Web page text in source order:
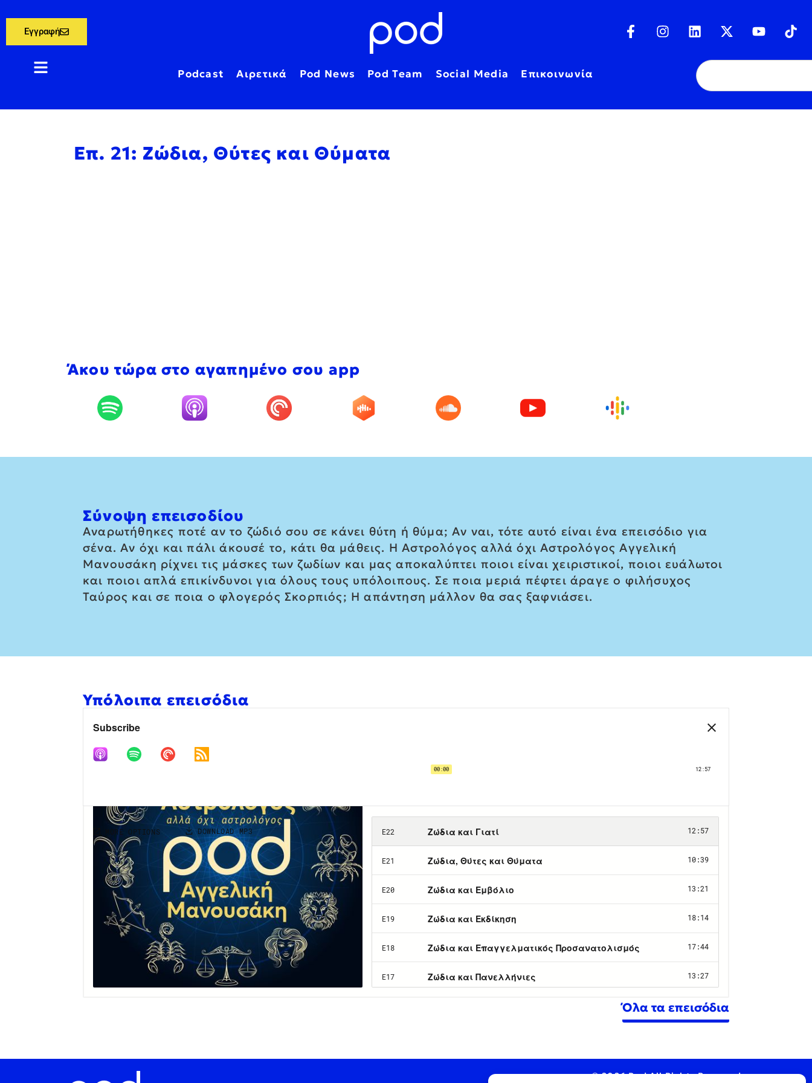
Εγγραφή
Podcast Αιρετικά Pod News Pod Team Social Media Επικοινωνία
Επ. 21: Ζώδια, Θύτες και Θύματα
Άκου τώρα στο αγαπημένο σου app
Σύνοψη επεισοδίου
Αναρωτήθηκες ποτέ αν το ζώδιό σου σε κάνει θύτη ή θύμα; Αν ναι, τότε αυτό είναι ένα επεισόδιο για
σένα. Αν όχι και πάλι άκουσέ το, κάτι θα μάθεις. Η Αστρολόγος αλλά όχι Αστρολόγος Αγγελική
Μανουσάκη ρίχνει τις μάσκες των ζωδίων και μας αποκαλύπτει ποιοι είναι χειριστικοί, ποιοι ευάλωτοι
και ποιοι απλά επικίνδυνοι για όλους τους υπόλοιπους. Σε ποια μεριά πέφτει άραγε ο φιλήσυχος
Ταύρος και σε ποια ο φλογερός Σκορπιός; Η απάντηση μάλλον θα σας ξαφνιάσει.
Υπόλοιπα επεισόδια
Όλα τα επεισόδια
© 2026 Pod All Rights Reserved.